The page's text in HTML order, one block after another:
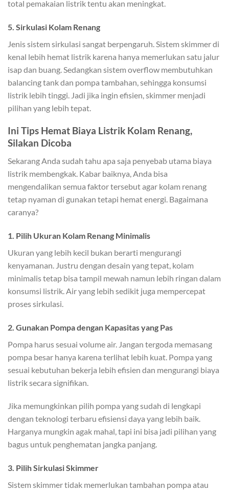
total pemakaian listrik tentu akan meningkat.
5. Sirkulasi Kolam Renang
Jenis sistem sirkulasi sangat berpengaruh. Sistem skimmer di
kenal lebih hemat listrik karena hanya memerlukan satu jalur
isap dan buang. Sedangkan sistem overflow membutuhkan
balancing tank dan pompa tambahan, sehingga konsumsi
listrik lebih tinggi. Jadi jika ingin efisien, skimmer menjadi
pilihan yang lebih tepat.
Ini Tips Hemat Biaya Listrik Kolam Renang,
Silakan Dicoba
Sekarang Anda sudah tahu apa saja penyebab utama biaya
listrik membengkak. Kabar baiknya, Anda bisa
mengendalikan semua faktor tersebut agar kolam renang
tetap nyaman di gunakan tetapi hemat energi. Bagaimana
caranya?
1. Pilih Ukuran Kolam Renang Minimalis
Ukuran yang lebih kecil bukan berarti mengurangi
kenyamanan. Justru dengan desain yang tepat, kolam
minimalis tetap bisa tampil mewah namun lebih ringan dalam
konsumsi listrik. Air yang lebih sedikit juga mempercepat
proses sirkulasi.
2. Gunakan Pompa dengan Kapasitas yang Pas
Pompa harus sesuai volume air. Jangan tergoda memasang
pompa besar hanya karena terlihat lebih kuat. Pompa yang
sesuai kebutuhan bekerja lebih efisien dan mengurangi biaya
listrik secara signifikan.
Jika memungkinkan pilih pompa yang sudah di lengkapi
dengan teknologi terbaru efisiensi daya yang lebih baik.
Harganya mungkin agak mahal, tapi ini bisa jadi pilihan yang
bagus untuk penghematan jangka panjang.
3. Pilih Sirkulasi Skimmer
Sistem skimmer tidak memerlukan tambahan pompa atau